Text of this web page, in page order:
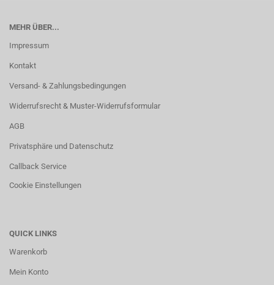
MEHR ÜBER...
Impressum
Kontakt
Versand- & Zahlungsbedingungen
Widerrufsrecht & Muster-Widerrufsformular
AGB
Privatsphäre und Datenschutz
Callback Service
Cookie Einstellungen
QUICK LINKS
Warenkorb
Mein Konto